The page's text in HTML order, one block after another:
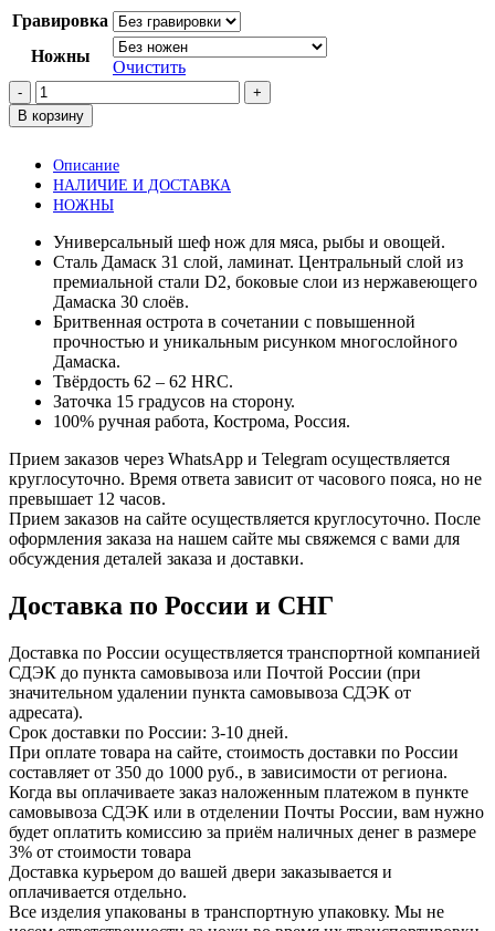
Гравировка
Ножны
Очистить
Количество
товара
Шеф
Gyuto
180
мм.
карбон.
В корзину
Описание
НАЛИЧИЕ И ДОСТАВКА
НОЖНЫ
Универсальный шеф нож для мяса, рыбы и овощей.
Сталь Дамаск 31 слой, ламинат. Центральный слой из
премиальной стали D2, боковые слои из нержавеющего
Дамаска 30 слоёв.
Бритвенная острота в сочетании с повышенной
прочностью и уникальным рисунком многослойного
Дамаска.
Твёрдость 62 – 62 HRC.
Заточка 15 градусов на сторону.
100% ручная работа, Кострома, Россия.
Прием заказов через WhatsApp и Telegram осуществляется
круглосуточно. Время ответа зависит от часового пояса, но не
превышает 12 часов.
Прием заказов на сайте осуществляется круглосуточно. После
оформления заказа на нашем сайте мы свяжемся с вами для
обсуждения деталей заказа и доставки.
Доставка по России и СНГ
Доставка по России осуществляется транспортной компанией
СДЭК до пункта самовывоза или Почтой России (при
значительном удалении пункта самовывоза СДЭК от
адресата).
Срок доставки по России: 3-10 дней.
При оплате товара на сайте, стоимость доставки по России
составляет от 350 до 1000 руб., в зависимости от региона.
Когда вы оплачиваете заказ наложенным платежом в пункте
самовывоза СДЭК или в отделении Почты России, вам нужно
будет оплатить комиссию за приём наличных денег в размере
3% от стоимости товара
Доставка курьером до вашей двери заказывается и
оплачивается отдельно.
Все изделия упакованы в транспортную упаковку. Мы не